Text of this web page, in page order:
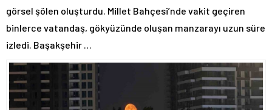
görsel şölen oluşturdu. Millet Bahçesi’nde vakit geçiren
binlerce vatandaş, gökyüzünde oluşan manzarayı uzun süre
izledi. Başakşehir …